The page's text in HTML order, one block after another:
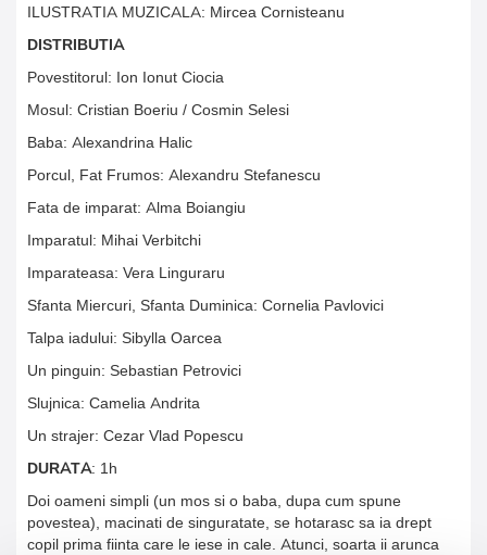
ILUSTRATIA MUZICALA: Mircea Cornisteanu
DISTRIBUTIA
Povestitorul: Ion Ionut Ciocia
Mosul: Cristian Boeriu / Cosmin Selesi
Baba: Alexandrina Halic
Porcul, Fat Frumos: Alexandru Stefanescu
Fata de imparat: Alma Boiangiu
Imparatul: Mihai Verbitchi
Imparateasa: Vera Linguraru
Sfanta Miercuri, Sfanta Duminica: Cornelia Pavlovici
Talpa iadului: Sibylla Oarcea
Un pinguin: Sebastian Petrovici
Slujnica: Camelia Andrita
Un strajer: Cezar Vlad Popescu
DURATA: 1h
Doi oameni simpli (un mos si o baba, dupa cum spune
povestea), macinati de singuratate, se hotarasc sa ia drept
copil prima fiinta care le iese in cale. Atunci, soarta ii arunca